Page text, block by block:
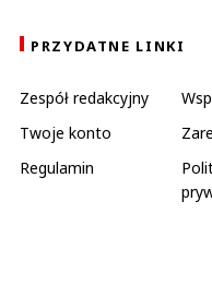
PRZYDATNE LINKI
Zespół redakcyjny
Twoje konto
Regulamin